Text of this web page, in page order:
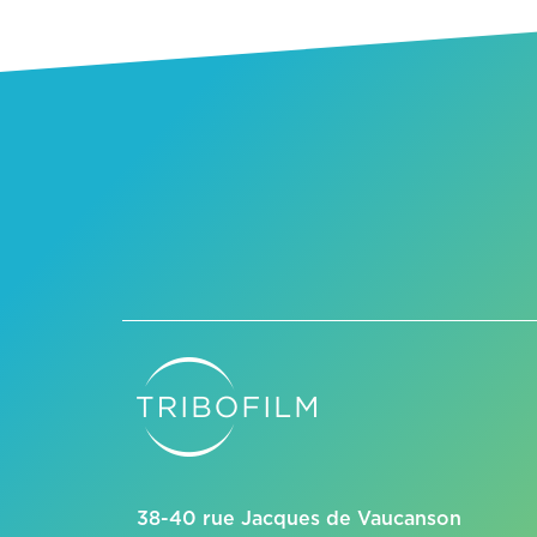
38-40 rue Jacques de Vaucanson